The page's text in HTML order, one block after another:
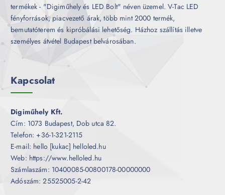
termékek - "Digiműhely és LED Bolt" néven üzemel. V-Tac LED
fényforrások, piacvezető árak, több mint 2000 termék,
bemutatóterem és kipróbálási lehetőség. Házhoz szállítás illetve
személyes átvétel Budapest belvárosában.
Kapcsolat
Digiműhely Kft.
Cím: 1073 Budapest, Dob utca 82.
Telefon: +36-1-321-2115
E-mail: hello [kukac] helloled.hu
Web: https://www.helloled.hu
Számlaszám: 10400085-00800178-00000000
Adószám: 25525005-2-42